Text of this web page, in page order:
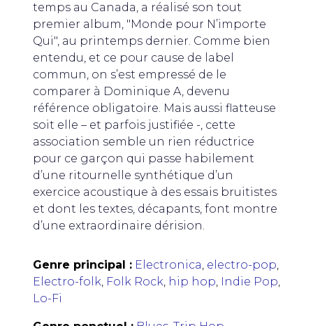
temps au Canada, a réalisé son tout
premier album, "Monde pour N’importe
Qui", au printemps dernier. Comme bien
entendu, et ce pour cause de label
commun, on s’est empressé de le
comparer à Dominique A, devenu
référence obligatoire. Mais aussi flatteuse
soit elle – et parfois justifiée -, cette
association semble un rien réductrice
pour ce garçon qui passe habilement
d’une ritournelle synthétique d’un
exercice acoustique à des essais bruitistes
et dont les textes, décapants, font montre
d’une extraordinaire dérision.
Genre principal : Electronica, electro-pop,
Electro-folk, Folk Rock, hip hop, Indie Pop,
Lo-Fi